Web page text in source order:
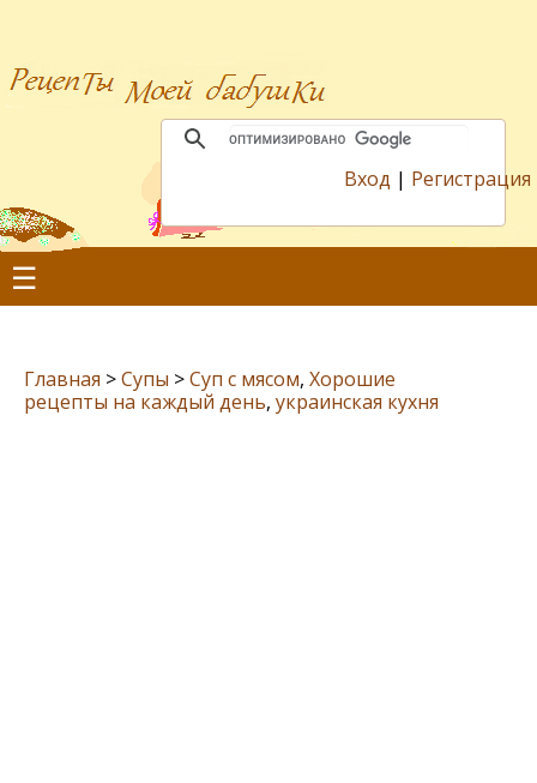
Вход | Регистрация
☰
Главная >Супы >Суп с мясом, Хорошие
рецепты на каждый день, украинская кухня